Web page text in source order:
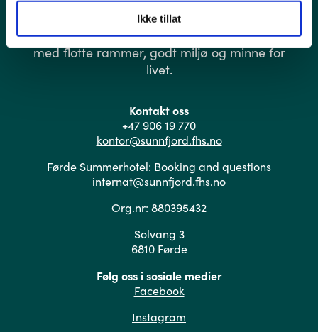
Ikke tillat
Med 8 varierte aktive linjer legg Sunnfjord
Folkehøgskule til rette for eit fantastisk år
med flotte rammer, godt miljø og minne for
livet.
Kontakt oss
+47 906 19 770
kontor@sunnfjord.fhs.no
Førde Summerhotel: Booking and questions
internat@sunnfjord.fhs.no
Org.nr: 880395432
Solvang 3
6810 Førde
Følg oss i sosiale medier
Facebook
Instagram